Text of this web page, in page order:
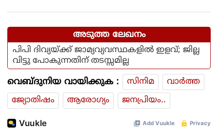
അടുത്ത ലേഖനം
പിപി ദിവ്യയ്ക്ക് ജാമ്യവ്യവസ്ഥകളില്‍ ഇളവ്; ജില്ല
വിട്ടു പോകുന്നതിന് തടസ്സമില്ല
വെബ്ദുനിയ വായിക്കുക : സിനിമ
വാര്‍ത്ത
ജ്യോതിഷം
ആരോഗ്യം ജനപ്രിയം..